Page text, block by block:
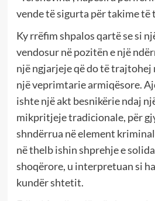
vende të sigurta për takime të
Ky rrëfim shpalos qartë se si
vendosur në pozitën e një
një ngjarjeje që do të trajtohej
një veprimtarie armiqësore.
ishte një akt besnikërie ndaj
mikpritjeje tradicionale, për
shndërrua në element
në thelb ishin shprehje e
shoqërore, u interpretuan si
kundër shtetit.